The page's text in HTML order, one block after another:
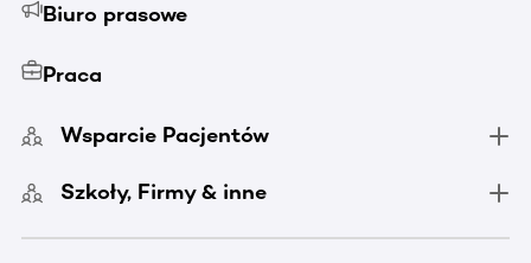
Biuro prasowe
Praca
Wsparcie Pacjentów
Szkoły, Firmy & inne